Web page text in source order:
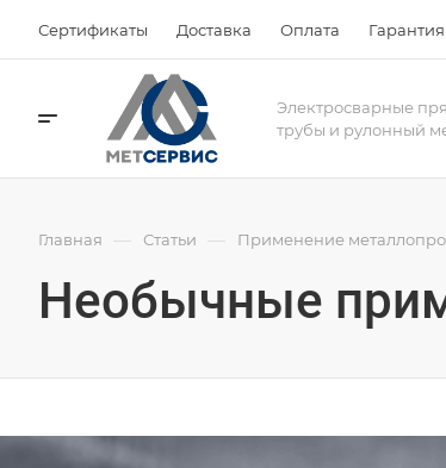
Сертификаты Доставка Оплата Гарантия
Электросварные
трубы и рулонный
Главная — Статьи — Применение
Необычные